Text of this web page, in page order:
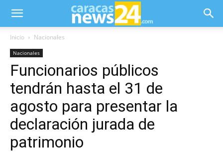
Inicio Nacionales
Nacionales
Funcionarios públicos
tendrán hasta el 31 de
agosto para presentar la
declaración jurada de
patrimonio